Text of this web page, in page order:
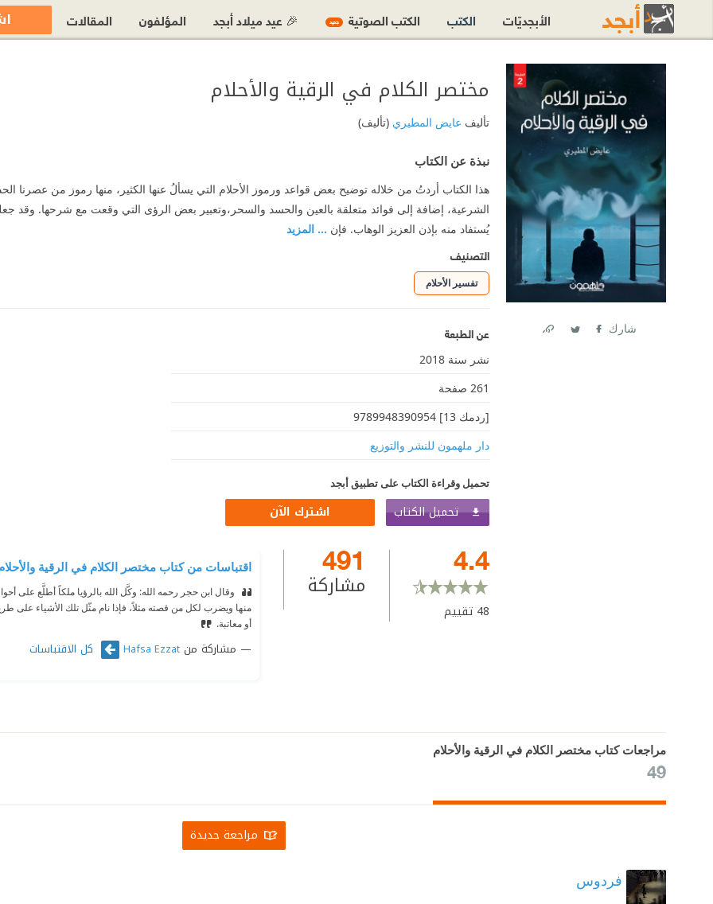
شارك
مختصر الكلام في الرقية والأحلام
تأليف عايض المطيري(تأليف)
نبذة عن الكتاب
هذا الكتاب أردتُ من خلاله توضيح بعض قواعد ورموز الأحلام التي يسألُ عنها الكثير، منها رموز من عصرنا
الشرعية، إضافة إلى فوائد متعلقة بالعين والحسد والسحر،‏وتعبير بعض الرؤى التي وقعت مع شرحها. ‏وقد
يُستفاد منه بإذن العزيز الوهاب. ‏فإن ... المزيد
التصنيف
تفسير الأحلام
عن الطبعة
نشر سنة 2018
261 صفحة
[ردمك 13] 9789948390954
دار ملهمون للنشر والتوزيع
تحميل وقراءة الكتاب على تطبيق أبجد
تحميل الكتاب اشترك الآن
4.4
48 تقييم
491
مشاركة
اقتباسات من كتاب مختصر الكلام في الرقية
وقال ابن حجر رحمه الله: وكَّل الله بالرؤيا ملكاً أطلَّع على
منها ويضرب لكل من قصته مثلاً، فإذا نام مثّل تلك الأشياء على
أو معاتبة.
مشاركة منHafsa Ezzat كل الاقتباسات
مراجعات كتاب مختصر الكلام في الرقية والأحلام
49
مراجعة جديدة
فردوس
الأبجديّات الكتب الكتب الصوتية جديد 🎉 عيد ميلاد أبجد المؤلفون المقالات